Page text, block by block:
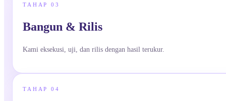
TAHAP03
Bangun & Rilis
Kami eksekusi, uji, dan rilis dengan hasil terukur.
TAHAP04